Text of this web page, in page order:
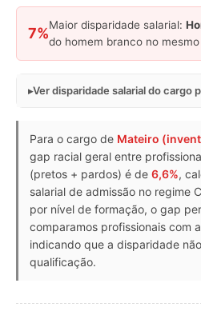
7%
Maior disparidade salarial:
do homem branco no
Ver disparidade salarial do cargo
Para o cargo de Mateiro
gap racial geral entre
(pretos + pardos) é de 6,6%,
salarial de admissão no regime
por nível de formação, o gap
comparamos profissionais com
indicando que a disparidade
qualificação.